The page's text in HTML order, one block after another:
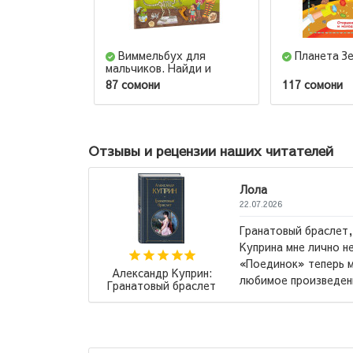
Виммельбух для
мальчиков. Найди и
наклей
87 сомони
Планета
117 сомони
Отзывы и рецензии наших читателей
Ремарк Эрих Мария:
Три товарища (М)
22.07.2026
Само
описание
вот издание
компактное и